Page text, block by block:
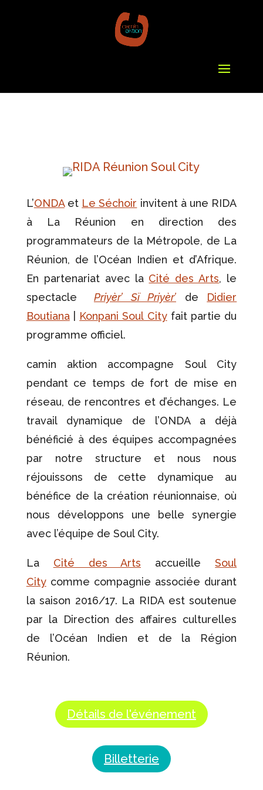
L’ONDAet Le Séchoir invitent à une RIDA
à La Réunion en direction des
programmateurs de la Métropole, de La
Réunion, de l’Océan Indien et d’Afrique.
En partenariat avec la Cité des Arts, le
spectacle
Priyèr’ Sï Priyèr’ de Didier
Boutiana| Konpani Soul Cityfait partie du
programme officiel.
camin aktion accompagne Soul City
pendant ce temps de fort de mise en
réseau, de rencontres et d’échanges. Le
travail dynamique de l’ONDA a déjà
bénéficié à des équipes accompagnées
par notre structure et nous nous
réjouissons de cette dynamique au
bénéfice de la création réunionnaise, où
nous développons une belle synergie
avec l’équipe de Soul City.
La Cité des Arts accueilleSoul
Citycomme compagnie associée durant
la saison 2016/17. La RIDA est soutenue
par la Direction des affaires culturelles
de l’Océan Indien et de la Région
Réunion.
Détails de l'événement
Billetterie